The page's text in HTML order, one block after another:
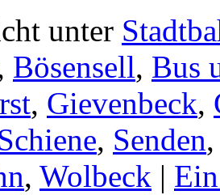
unter
Bösensell, Bus
, Gievenbeck,
, Senden
, Wolbeck |